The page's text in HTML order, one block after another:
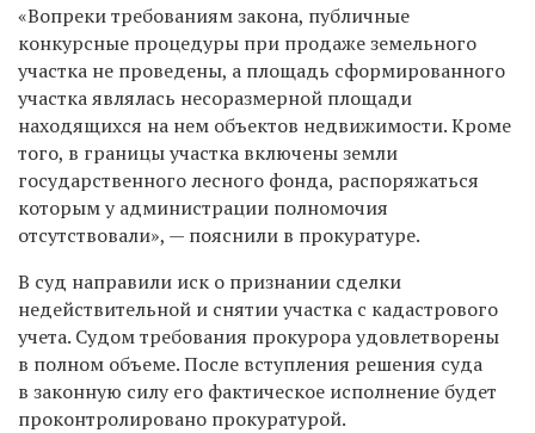
«Вопреки требованиям закона, публичные
конкурсные процедуры при продаже земельного
участка не проведены, а площадь сформированного
участка являлась несоразмерной площади
находящихся на нем объектов недвижимости. Кроме
того, в границы участка включены земли
государственного лесного фонда, распоряжаться
которым у администрации полномочия
отсутствовали», — пояснили в прокуратуре.
В суд направили иск о признании сделки
недействительной и снятии участка с кадастрового
учета. Судом требования прокурора удовлетворены
в полном объеме. После вступления решения суда
в законную силу его фактическое исполнение будет
проконтролировано прокуратурой.